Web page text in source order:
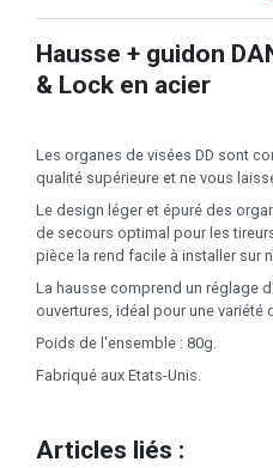
Hausse + guidon
& Lock en acier
Les organes de visées DD sont
qualité supérieure et ne vous
Le design léger et épuré des
de secours optimal pour les
pièce la rend facile à installer sur
La hausse comprend un réglage
ouvertures, idéal pour une variété
Poids de l'ensemble : 80g.
Fabriqué aux Etats-Unis.
Articles liés :